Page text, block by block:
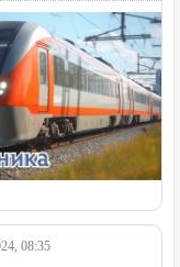
08:35